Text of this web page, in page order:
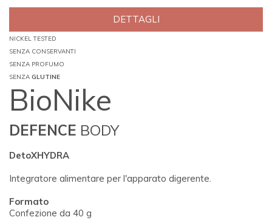
DETTAGLI
NICKEL TESTED
SENZA CONSERVANTI
SENZA PROFUMO
SENZA GLUTINE
BioNike
DEFENCE BODY
DetoXHYDRA
Integratore alimentare per l'apparato digerente.
Formato
Confezione da 40 g